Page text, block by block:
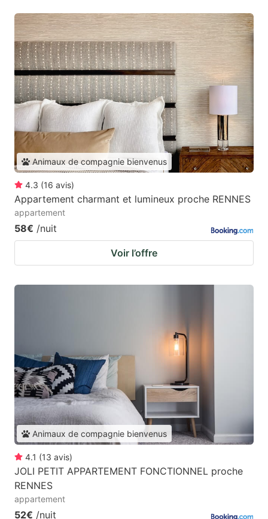
Animaux de compagnie bienvenus
4.3 (16 avis)
Appartement charmant et lumineux proche RENNES
appartement
58€ /nuit
Voir l’offre
Animaux de compagnie bienvenus
4.1 (13 avis)
JOLI PETIT APPARTEMENT FONCTIONNEL proche
RENNES
appartement
52€ /nuit